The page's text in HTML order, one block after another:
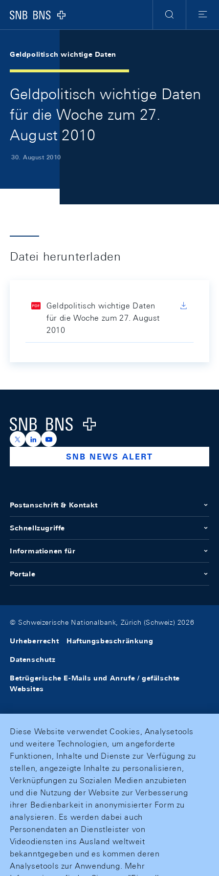
Logo
Suche
Menu
Geldpolitisch wichtige Daten
Geldpolitisch wichtige Daten
für die Woche zum 27.
August 2010
30. August 2010
Datei herunterladen
Geldpolitisch wichtige Daten
für die Woche zum 27. August
2010
Logo
https://x.com/snb_bns
https://ch.linkedin.com/company/swiss-national-
https://www.youtube.com/@swissnationalbank
SNB NEWS ALERT
Postanschrift & Kontakt
Schnellzugriffe
Informationen für
Portale
© Schweizerische Nationalbank, Zürich (Schweiz) 2026
Urheberrecht Haftungsbeschränkung
Datenschutz
Betrügerische E-Mails und Anrufe / gefälschte
Websites
Diese Website verwendet Cookies, Analysetools
und weitere Technologien, um angeforderte
Funktionen, Inhalte und Dienste zur Verfügung zu
stellen, angezeigte Inhalte zu personalisieren,
Verknüpfungen zu Sozialen Medien anzubieten
und die Nutzung der Website zur Verbesserung
ihrer Bedienbarkeit in anonymisierter Form zu
analysieren. Es werden dabei auch
Personendaten an Dienstleister von
Videodiensten ins Ausland weltweit
bekanntgegeben und es kommen deren
Analysetools zur Anwendung. Mehr